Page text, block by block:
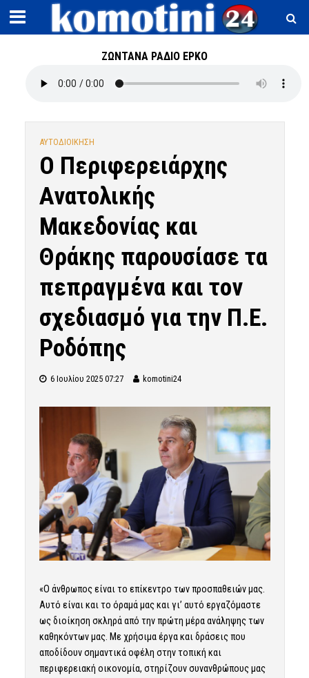
ΖΩΝΤΑΝΑ ΡΑΔΙΟ ΕΡΚΟ
ΑΥΤΟΔΙΟΙΚΗΣΗ
Ο Περιφερειάρχης
Ανατολικής
Μακεδονίας και
Θράκης παρουσίασε τα
πεπραγμένα και τον
σχεδιασμό για την Π.Ε.
Ροδόπης
6 Ιουλίου 2025 07:27 komotini24
«Ο άνθρωπος είναι το επίκεντρο των προσπαθειών μας.
Αυτό είναι και το όραμά μας και γι’ αυτό εργαζόμαστε
ως διοίκηση σκληρά από την πρώτη μέρα ανάληψης των
καθηκόντων μας. Με χρήσιμα έργα και δράσεις που
αποδίδουν σημαντικά οφέλη στην τοπική και
περιφερειακή οικονομία, στηρίζουν συνανθρώπους μας